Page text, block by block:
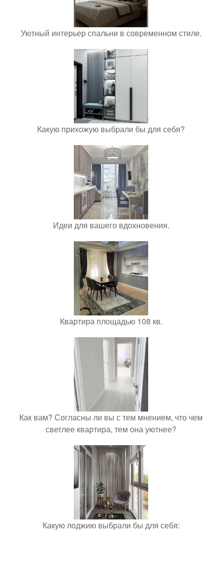
Уютный интерьер спальни в современном стиле.
Какую прихожую выбрали бы для себя?
Идеи для вашего вдохновения.
Квартира площадью 108 кв.
Как вам? Согласны ли вы с тем мнением, что чем
светлее квартира, тем она уютнее?
Какую лоджию выбрали бы для себя: